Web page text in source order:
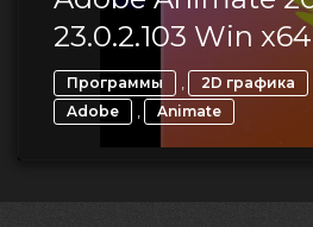
23.0.2.103 Win x64
Программы , 2D графика
Adobe , Animate